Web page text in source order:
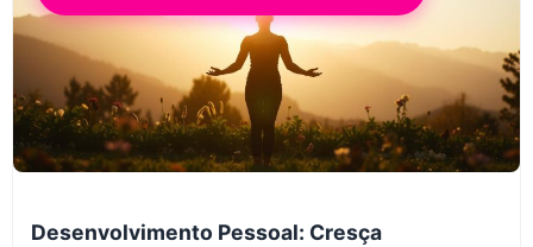
Desenvolvimento Pessoal: Cresça